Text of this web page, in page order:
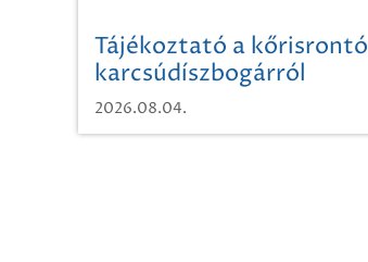
Tájékoztató a kőrisrontó
karcsúdíszbogárról
2026.08.04.